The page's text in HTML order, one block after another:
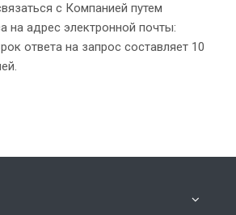
с Компанией путем
на адрес электронной почты:
ответа на запрос составляет 10